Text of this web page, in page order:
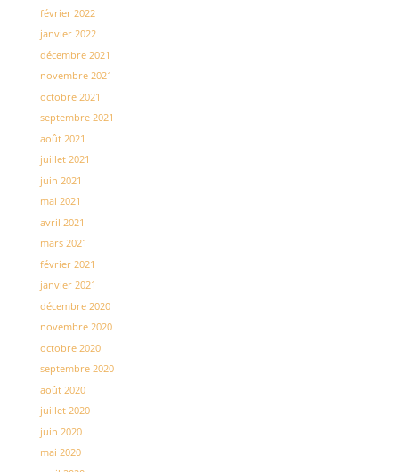
février 2022
janvier 2022
décembre 2021
novembre 2021
octobre 2021
septembre 2021
août 2021
juillet 2021
juin 2021
mai 2021
avril 2021
mars 2021
février 2021
janvier 2021
décembre 2020
novembre 2020
octobre 2020
septembre 2020
août 2020
juillet 2020
juin 2020
mai 2020